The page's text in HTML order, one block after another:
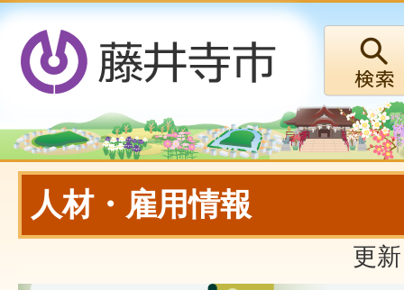
人材・雇用情報
更